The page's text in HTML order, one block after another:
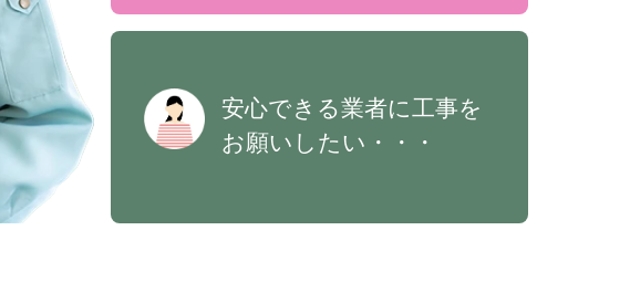
安心できる業者に工事を
お願いしたい・・・